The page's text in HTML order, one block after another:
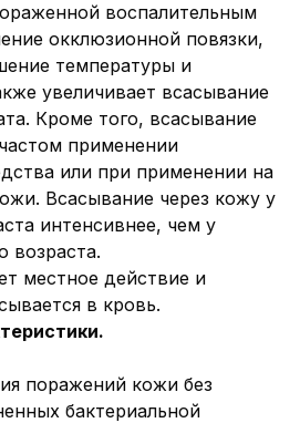
воспалительным
окклюзионной повязки,
температуры и
увеличивает всасывание
Кроме того, всасывание
применении
или при применении на
Всасывание через кожу у
интенсивнее, чем у
возраста.
местное действие и
в кровь.
поражений кожи без
бактериальной